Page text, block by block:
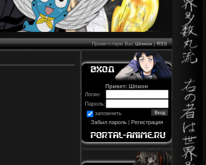
Приветствую Вас Шпион|RSS
Привет: Шпион
Логин:
Пароль:
запомнить
Забыл пароль| Регистрация